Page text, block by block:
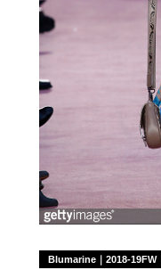
Blumarine｜2018-19FW